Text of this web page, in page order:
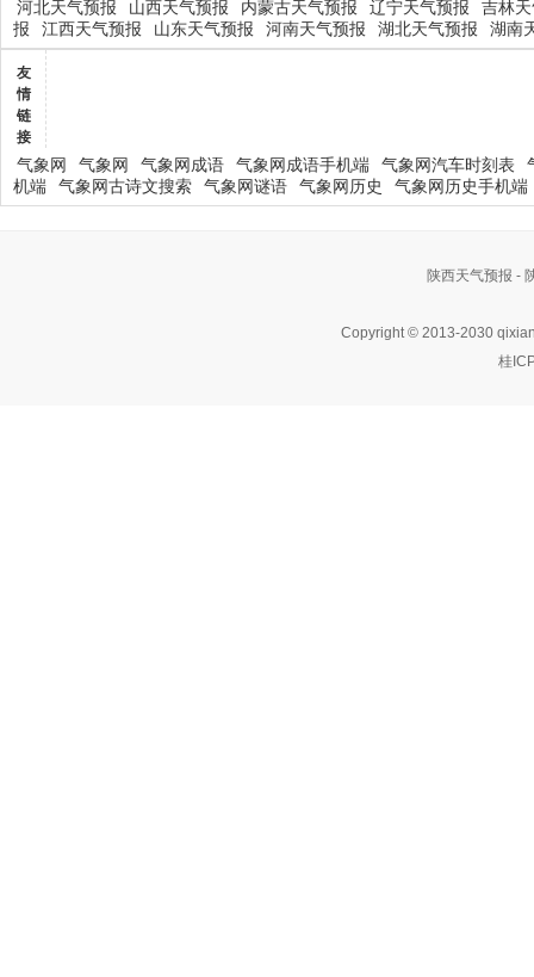
河北天气预报 山西天气预报 内蒙古天气预报 辽宁天气预报
吉林
报
江西天气预报 山东天气预报 河南天气预报 湖北天气预报 湖南
友
情
链
接
气象网 气象网 气象网成语 气象网成语手机端 气象网汽车时刻表
机端
气象网古诗文搜索 气象网谜语 气象网历史 气象网历史手机端
陕西天气预报 -
Copyright © 2013-2030
桂